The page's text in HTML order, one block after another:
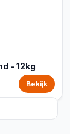
- 12kg
Bekijk